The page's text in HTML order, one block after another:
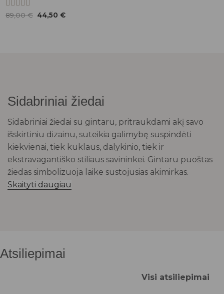
Įvertinimas:
89,00€ Original
price
44,50€Current
Sidabriniai žiedai
Sidabriniai žiedai su gintaru, pritraukdami akį savo
išskirtiniu dizainu, suteikia galimybę suspindėti
kiekvienai, tiek kuklaus, dalykinio, tiek ir
ekstravagantiško stiliaus savininkei. Gintaru puoštas
žiedas simbolizuoja laike sustojusias akimirkas.
Skaityti daugiau
Atsiliepimai
Visi atsiliepimai